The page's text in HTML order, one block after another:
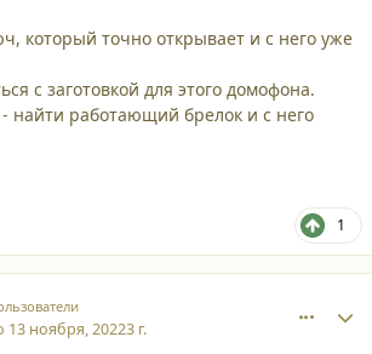
который точно открывает и с него уже
с заготовкой для этого домофона.
найти работающий брелок и с него
1
13 ноября, 20223 г.